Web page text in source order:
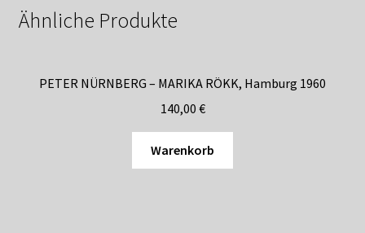
Menge
Ähnliche Produkte
PETER NÜRNBERG – MARIKA RÖKK, Hamburg 1960
140,00 €
Warenkorb